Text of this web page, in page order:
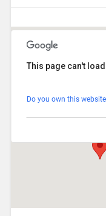
This page can't
Do you own this